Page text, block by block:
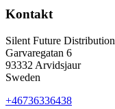
Kontakt
Silent Future Distribution
Garvaregatan 6
93332 Arvidsjaur
Sweden
+46736336438